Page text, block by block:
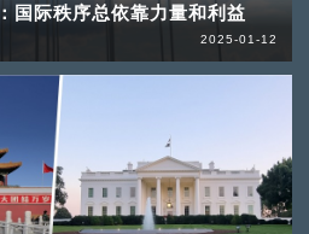
国际秩序总依靠力量和利益
2025-01-12